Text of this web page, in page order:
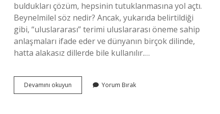
buldukları çözüm, hepsinin tutuklanmasına yol açtı.
Beynelmilel söz nedir? Ancak, yukarıda belirtildiği
gibi, “uluslararası” terimi uluslararası öneme sahip
anlaşmaları ifade eder ve dünyanın birçok dilinde,
hatta alakasız dillerde bile kullanılır.…
Devamını okuyun Beynelmilel
Yapı
Yorum Bırak